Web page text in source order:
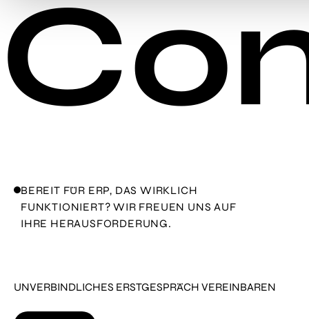
BEREIT FÜR ERP, DAS WIRKLICH
FUNKTIONIERT? WIR FREUEN UNS AUF
IHRE HERAUSFORDERUNG.
UNVERBINDLICHES ERSTGESPRÄCH VEREINBAREN